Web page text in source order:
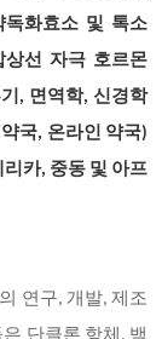
독화효소 및 톡소
상선 자극 호르몬
, 면역학, 신경학
국, 온라인 약국)
카, 중동 및 아프
연구, 개발, 제조